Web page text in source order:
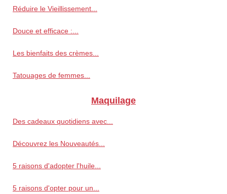
Réduire le Vieillissement...
Douce et efficace :...
Les bienfaits des crèmes...
Tatouages de femmes...
Maquilage
Des cadeaux quotidiens avec...
Découvrez les Nouveautés...
5 raisons d'adopter l'huile...
5 raisons d'opter pour un...